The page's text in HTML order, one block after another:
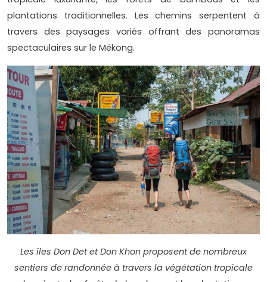
plantations traditionnelles. Les chemins serpentent à
travers des paysages variés offrant des panoramas
spectaculaires sur le Mékong.
Les îles Don Det et Don Khon proposent de nombreux
sentiers de randonnée à travers la végétation tropicale